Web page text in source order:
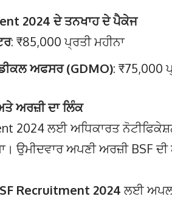
2024 ਦੇ ਤਨਖਾਹ ਦੇ ਪੈਕੇਜ
: ₹85,000 ਪ੍ਰਤੀ ਮਹੀਨਾ
ਅਫਸਰ (GDMO): ₹75,000
ਅਰਜ਼ੀ ਦਾ ਲਿੰਕ
2024 ਲਈ ਅਧਿਕਾਰਤ
ਉਮੀਦਵਾਰ ਅਪਣੀ ਅਰਜ਼ੀ BSF
Recruitment 2024ਲਈ